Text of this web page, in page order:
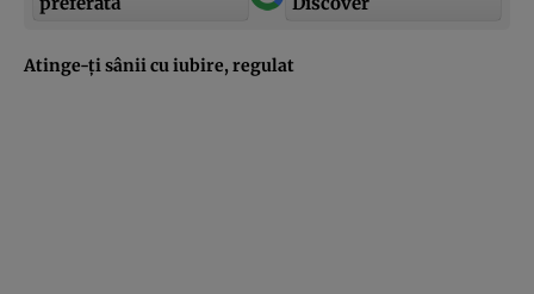
Atinge-ţi sânii cu iubire, regulat